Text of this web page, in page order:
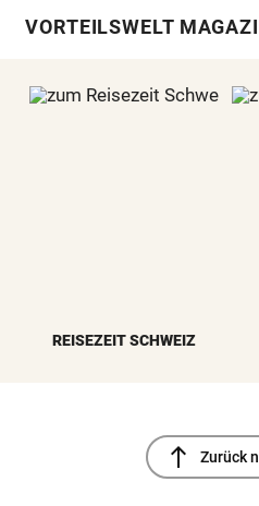
VORTEILSWELT
REISEZEIT SCHWEIZ
north Zurück